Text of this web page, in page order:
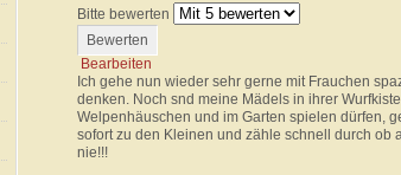
Bitte bewerten
Bearbeiten
Ich gehe nun wieder sehr gerne mit Frauchen
denken. Noch snd meine Mädels in ihrer
Welpenhäuschen und im Garten spielen dürfen,
sofort zu den Kleinen und zähle schnell durch ob
nie!!!